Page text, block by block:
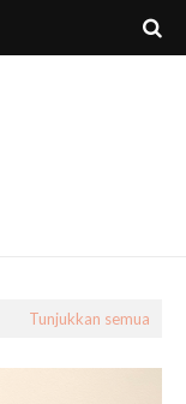
Tunjukkan semua